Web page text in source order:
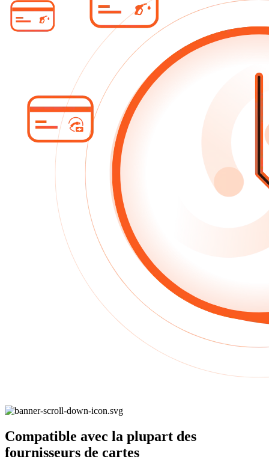
Compatible avec la plupart des
fournisseurs de cartes